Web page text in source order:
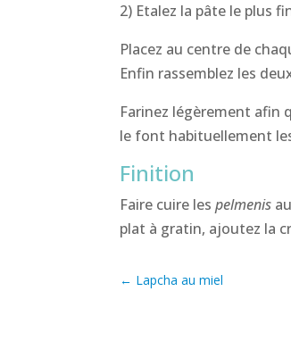
2) Etalez la pâte le plus
Placez au centre de
Enfin rassemblez les
Farinez légèrement afin
le font habituellement
Finition
Faire cuire lespelmenis
plat à gratin, ajoutez la
← Lapcha au miel